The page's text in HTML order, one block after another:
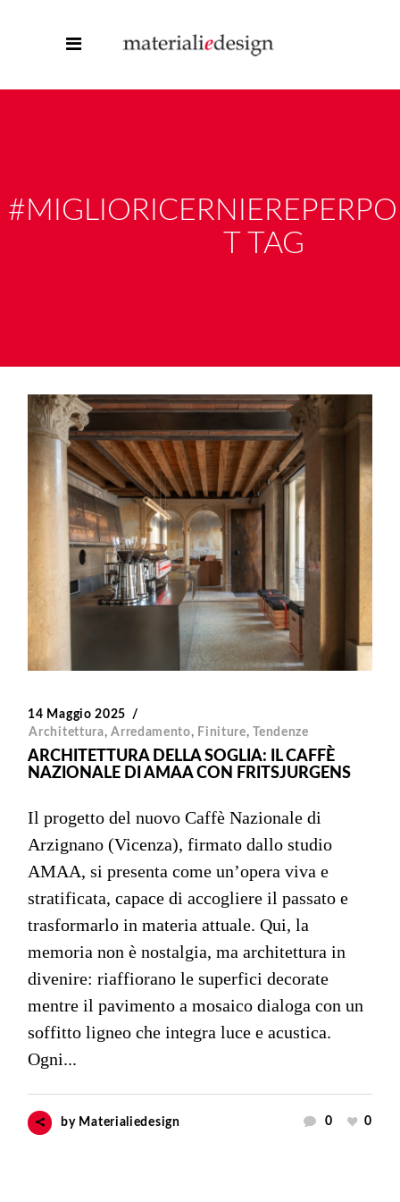
T TAG
14 Maggio 2025
Architettura,Arredamento, Finiture,Tendenze
ARCHITETTURA DELLA SOGLIA: IL CAFFÈ
NAZIONALE DI AMAA CON FRITSJURGENS
Il progetto del nuovo Caffè Nazionale di
Arzignano (Vicenza), firmato dallo studio
AMAA, si presenta come un’opera viva e
stratificata, capace di accogliere il passato e
trasformarlo in materia attuale. Qui, la
memoria non è nostalgia, ma architettura in
divenire: riaffiorano le superfici decorate
mentre il pavimento a mosaico dialoga con un
soffitto ligneo che integra luce e acustica.
Ogni...
by Materialiedesign 0 0